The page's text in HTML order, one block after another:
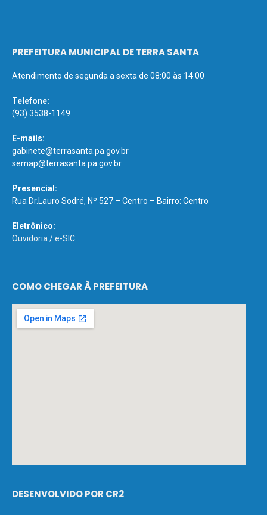
PREFEITURA MUNICIPAL DE TERRA SANTA
Atendimento de segunda a sexta de 08:00 às 14:00
Telefone:
(93) 3538-1149
E-mails:
gabinete@terrasanta.pa.gov.br
semap@terrasanta.pa.gov.br
Presencial:
Rua Dr.Lauro Sodré, Nº 527 – Centro – Bairro: Centro
Eletrônico:
Ouvidoria /e-SIC
COMO CHEGAR À PREFEITURA
DESENVOLVIDO POR CR2